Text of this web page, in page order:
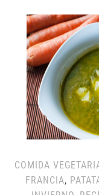
COMIDA
FRANCIA,